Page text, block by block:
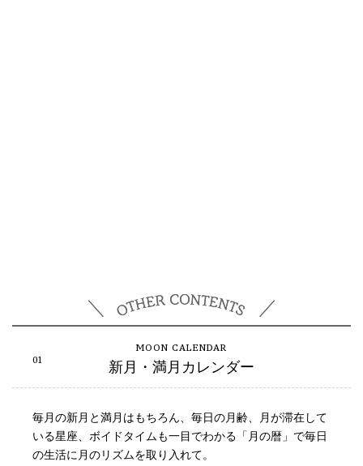
新月・満月カレンダー
毎月の新月と満月はもちろん、毎日の月齢、月が滞在して
いる星座、ボイドタイムも一目でわかる「月の暦」で毎日
の生活に月のリズムを取り入れて。